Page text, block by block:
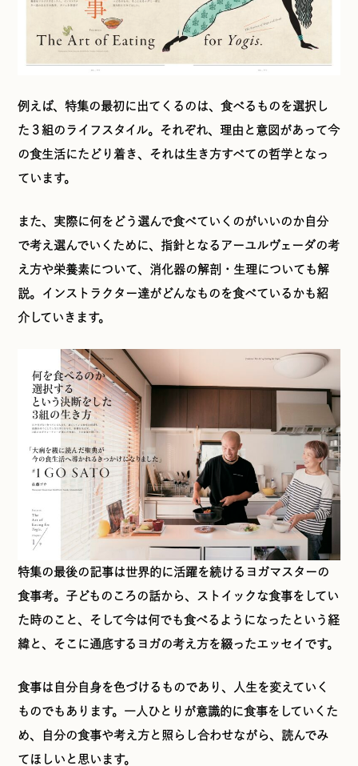
例えば、特集の最初に出てくるのは、食べるものを選択し
た３組のライフスタイル。それぞれ、理由と意図があって今
の食生活にたどり着き、それは生き方すべての哲学となっ
ています。
また、実際に何をどう選んで食べていくのがいいのか自分
で考え選んでいくために、指針となるアーユルヴェーダの考
え方や栄養素について、消化器の解剖・生理についても解
説。インストラクター達がどんなものを食べているかも紹
介していきます。
特集の最後の記事は世界的に活躍を続けるヨガマスターの
食事考。子どものころの話から、ストイックな食事をしてい
た時のこと、そして今は何でも食べるようになったという経
緯と、そこに通底するヨガの考え方を綴ったエッセイです。
食事は自分自身を色づけるものであり、人生を変えていく
ものでもあります。一人ひとりが意識的に食事をしていくた
め、自分の食事や考え方と照らし合わせながら、読んでみ
てほしいと思います。